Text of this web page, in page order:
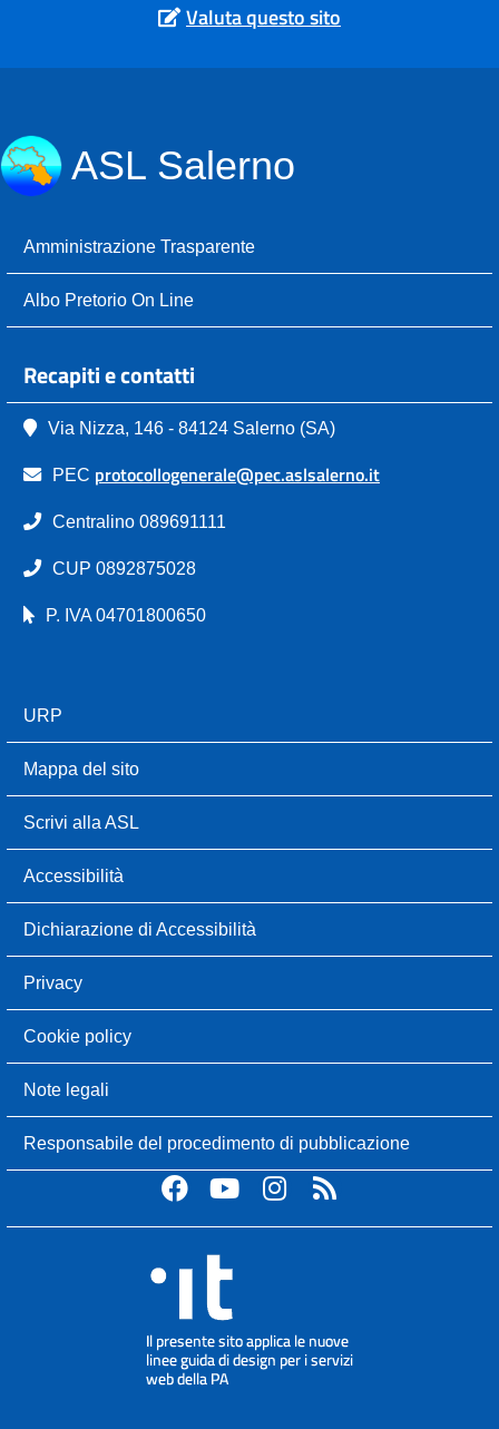
Valuta questo sito
ASL Salerno
Amministrazione Trasparente
Albo Pretorio On Line
Recapiti e contatti
Via Nizza, 146 - 84124 Salerno (SA)
PEC protocollogenerale@pec.aslsalerno.it
Centralino 089691111
CUP 0892875028
P. IVA 04701800650
URP
Mappa del sito
Scrivi alla ASL
Accessibilità
Dichiarazione di Accessibilità
Privacy
Cookie policy
Note legali
Responsabile del procedimento di pubblicazione